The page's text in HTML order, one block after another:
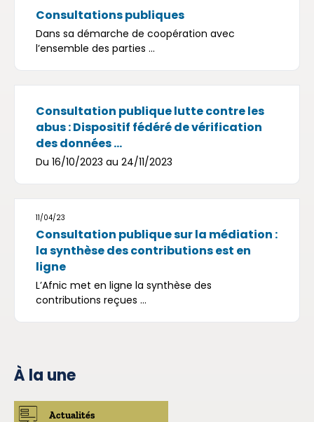
Consultations publiques
Dans sa démarche de coopération avec
l’ensemble des parties ...
Consultation publique lutte contre les
abus : Dispositif fédéré de vérification
des données ...
Du 16/10/2023 au 24/11/2023
11/04/23
Consultation publique sur la médiation :
la synthèse des contributions est en
ligne
L’Afnic met en ligne la synthèse des
contributions reçues ...
À la une
Actualités